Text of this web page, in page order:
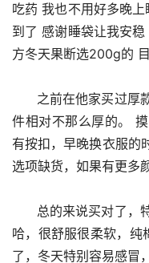
吃药 我也不用好多晚
到了 感谢睡袋让我安
方冬天果断选200g的
件相对不那么厚的。
有按扣，早晚换衣服的
选项缺货，如果有更多
哈，很舒服很柔软，纯
了，冬天特别容易感冒